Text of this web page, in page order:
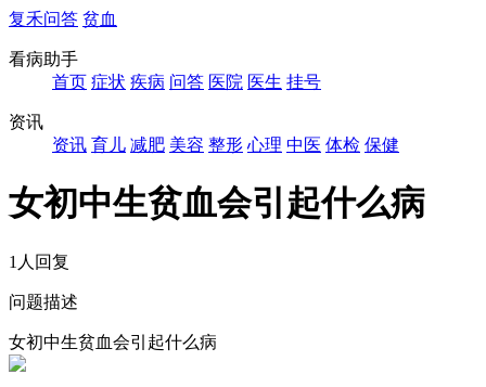
复禾问答 贫血
看病助手
首页 症状 疾病 问答 医院 医生 挂号
资讯
资讯 育儿 减肥 美容 整形 心理 中医 体检 保健
女初中生贫血会引起什么病
1人回复
问题描述
女初中生贫血会引起什么病